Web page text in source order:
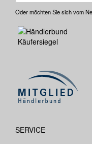
Oder möchten Sie sich vom
SERVICE